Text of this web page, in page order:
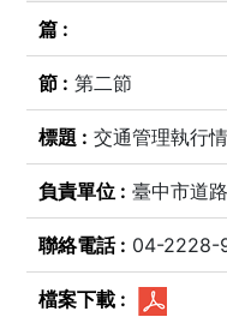
第二節
交通管理執行
臺中市道
04-2228-